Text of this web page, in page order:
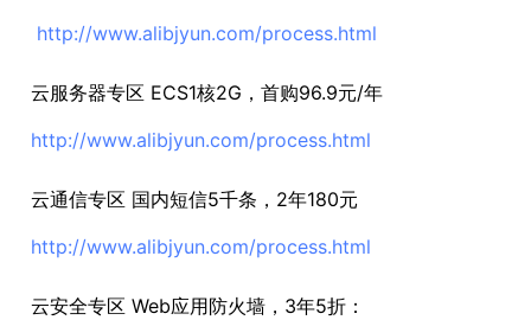
http://www.alibjyun.com/process.html
云服务器专区 ECS1核2G，首购96.9元/年
http://www.alibjyun.com/process.html
云通信专区 国内短信5千条，2年180元
http://www.alibjyun.com/process.html
云安全专区 Web应用防火墙，3年5折：